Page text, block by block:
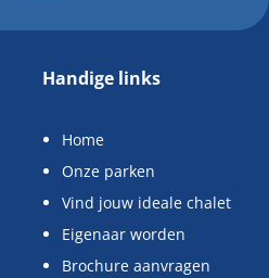
Handige links
Home
Onze parken
Vind jouw ideale chalet
Eigenaar worden
Brochure aanvragen